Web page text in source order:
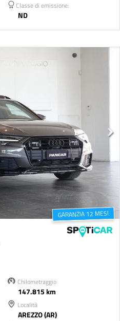
Classe di emissione:
ND
GARANZIA 12 MESI
Chilometraggio
147.815 km
Località
AREZZO (AR)